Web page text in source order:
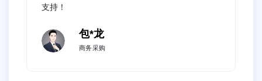
支持！
包*龙
商务采购